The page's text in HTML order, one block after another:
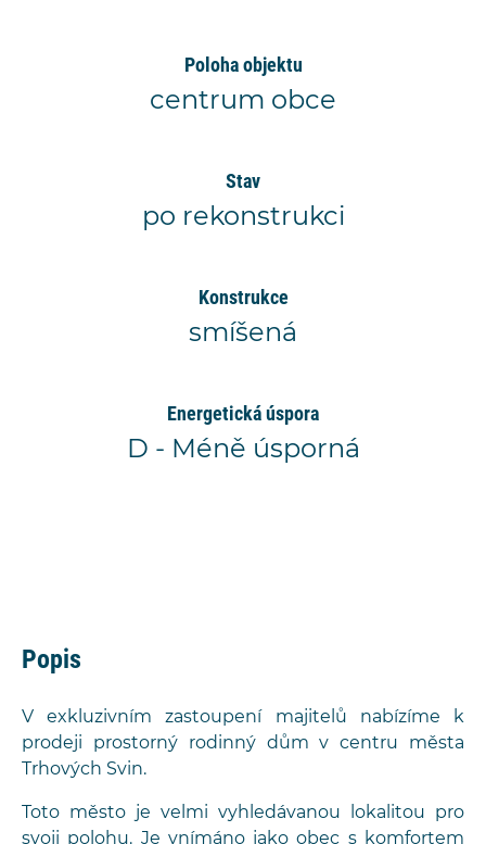
Poloha objektu
centrum obce
Stav
po rekonstrukci
Konstrukce
smíšená
Energetická úspora
D - Méně úsporná
Popis
V exkluzivním zastoupení majitelů nabízíme k
prodeji prostorný rodinný dům v centru města
Trhových Svin.
Toto město je velmi vyhledávanou lokalitou pro
svoji polohu. Je vnímáno jako obec s komfortem